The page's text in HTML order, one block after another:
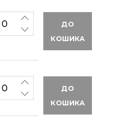
ДО
КОШИКА
ДО
КОШИКА